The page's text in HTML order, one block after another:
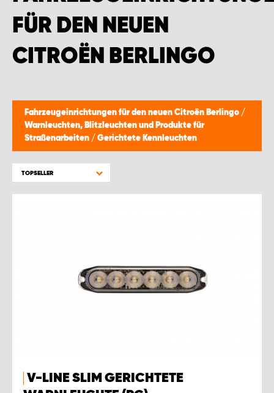
FÜR DEN NEUEN
CITROËN BERLINGO
Fahrzeugeinrichtungen für den neuen Citroën Berlingo /
Warnleuchten, Blitzleuchten und Produkte für
Straßenarbeiten / Gerichtete Kennleuchten
TOPSELLER
V-LINE SLIM GERICHTETE
MONTAGEPARTNER WIEN 1230